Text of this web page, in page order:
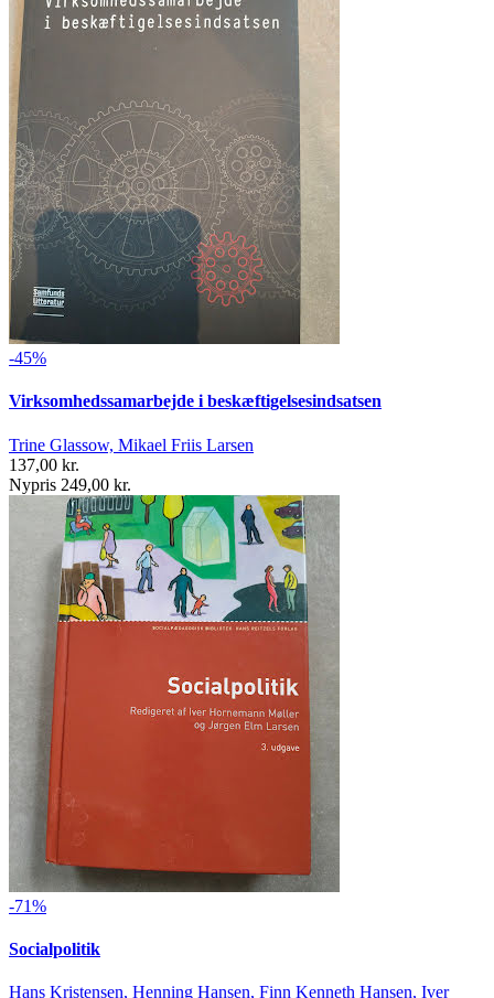
-45%
Virksomhedssamarbejde i beskæftigelsesindsatsen
Trine Glassow, Mikael Friis Larsen
137,00 kr.
Nypris 249,00 kr.
-71%
Socialpolitik
Hans Kristensen, Henning Hansen, Finn Kenneth Hansen, Iver